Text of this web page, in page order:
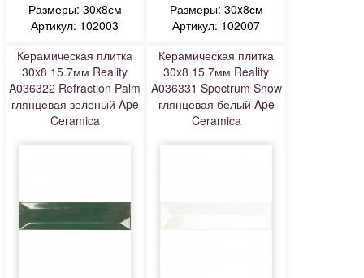
Размеры: 30x8см
Артикул: 102003
Размеры: 30x8см
Артикул: 102007
Керамическая плитка
30x8 15.7мм Reality
A036322 Refraction Palm
глянцевая зеленый Ape
Ceramica
Керамическая плитка
30x8 15.7мм Reality
A036331 Spectrum Snow
глянцевая белый Ape
Ceramica